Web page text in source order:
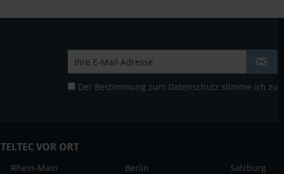
Der Bestimmung zum Datenschutz stimme ich zu
TELTEC VOR ORT
Rhein-Main
Berlin
Salzburg